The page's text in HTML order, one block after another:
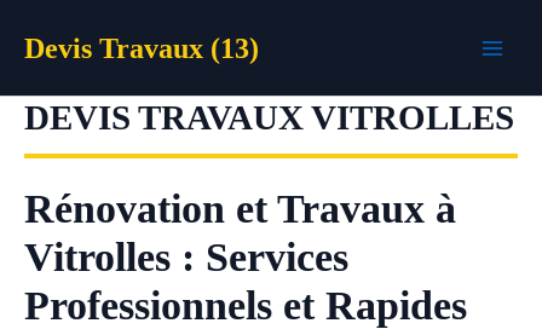
Devis Travaux (13)
DEVIS TRAVAUX VITROLLES
Rénovation et Travaux à
Vitrolles : Services
Professionnels et Rapides